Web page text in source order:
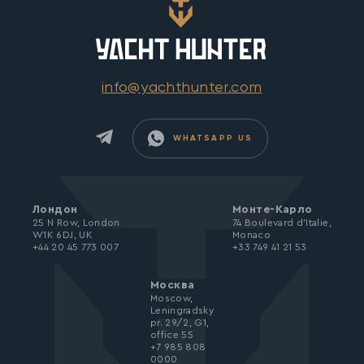
info@yachthunter.com
WHATSAPP US
Лондон
25 N Row, London
W1K 6DJ, UK
+44 20 45 773 007
Монте-Карло
74 Boulevard d’Italie,
Monaco
+33 749 41 21 53
Москва
Moscow,
Leningradsky
pr. 29/2, G1,
office 55
+7 985 808
0000